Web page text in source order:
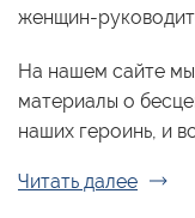
женщин-
На нашем сайте мы
материалы о
наших героинь, и
Читать далее